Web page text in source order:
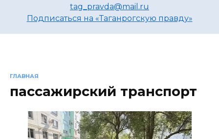
tag_pravda@mail.ru
Подписаться на «Таганрогскую правду»
ГЛАВНАЯ
пассажирский транспорт